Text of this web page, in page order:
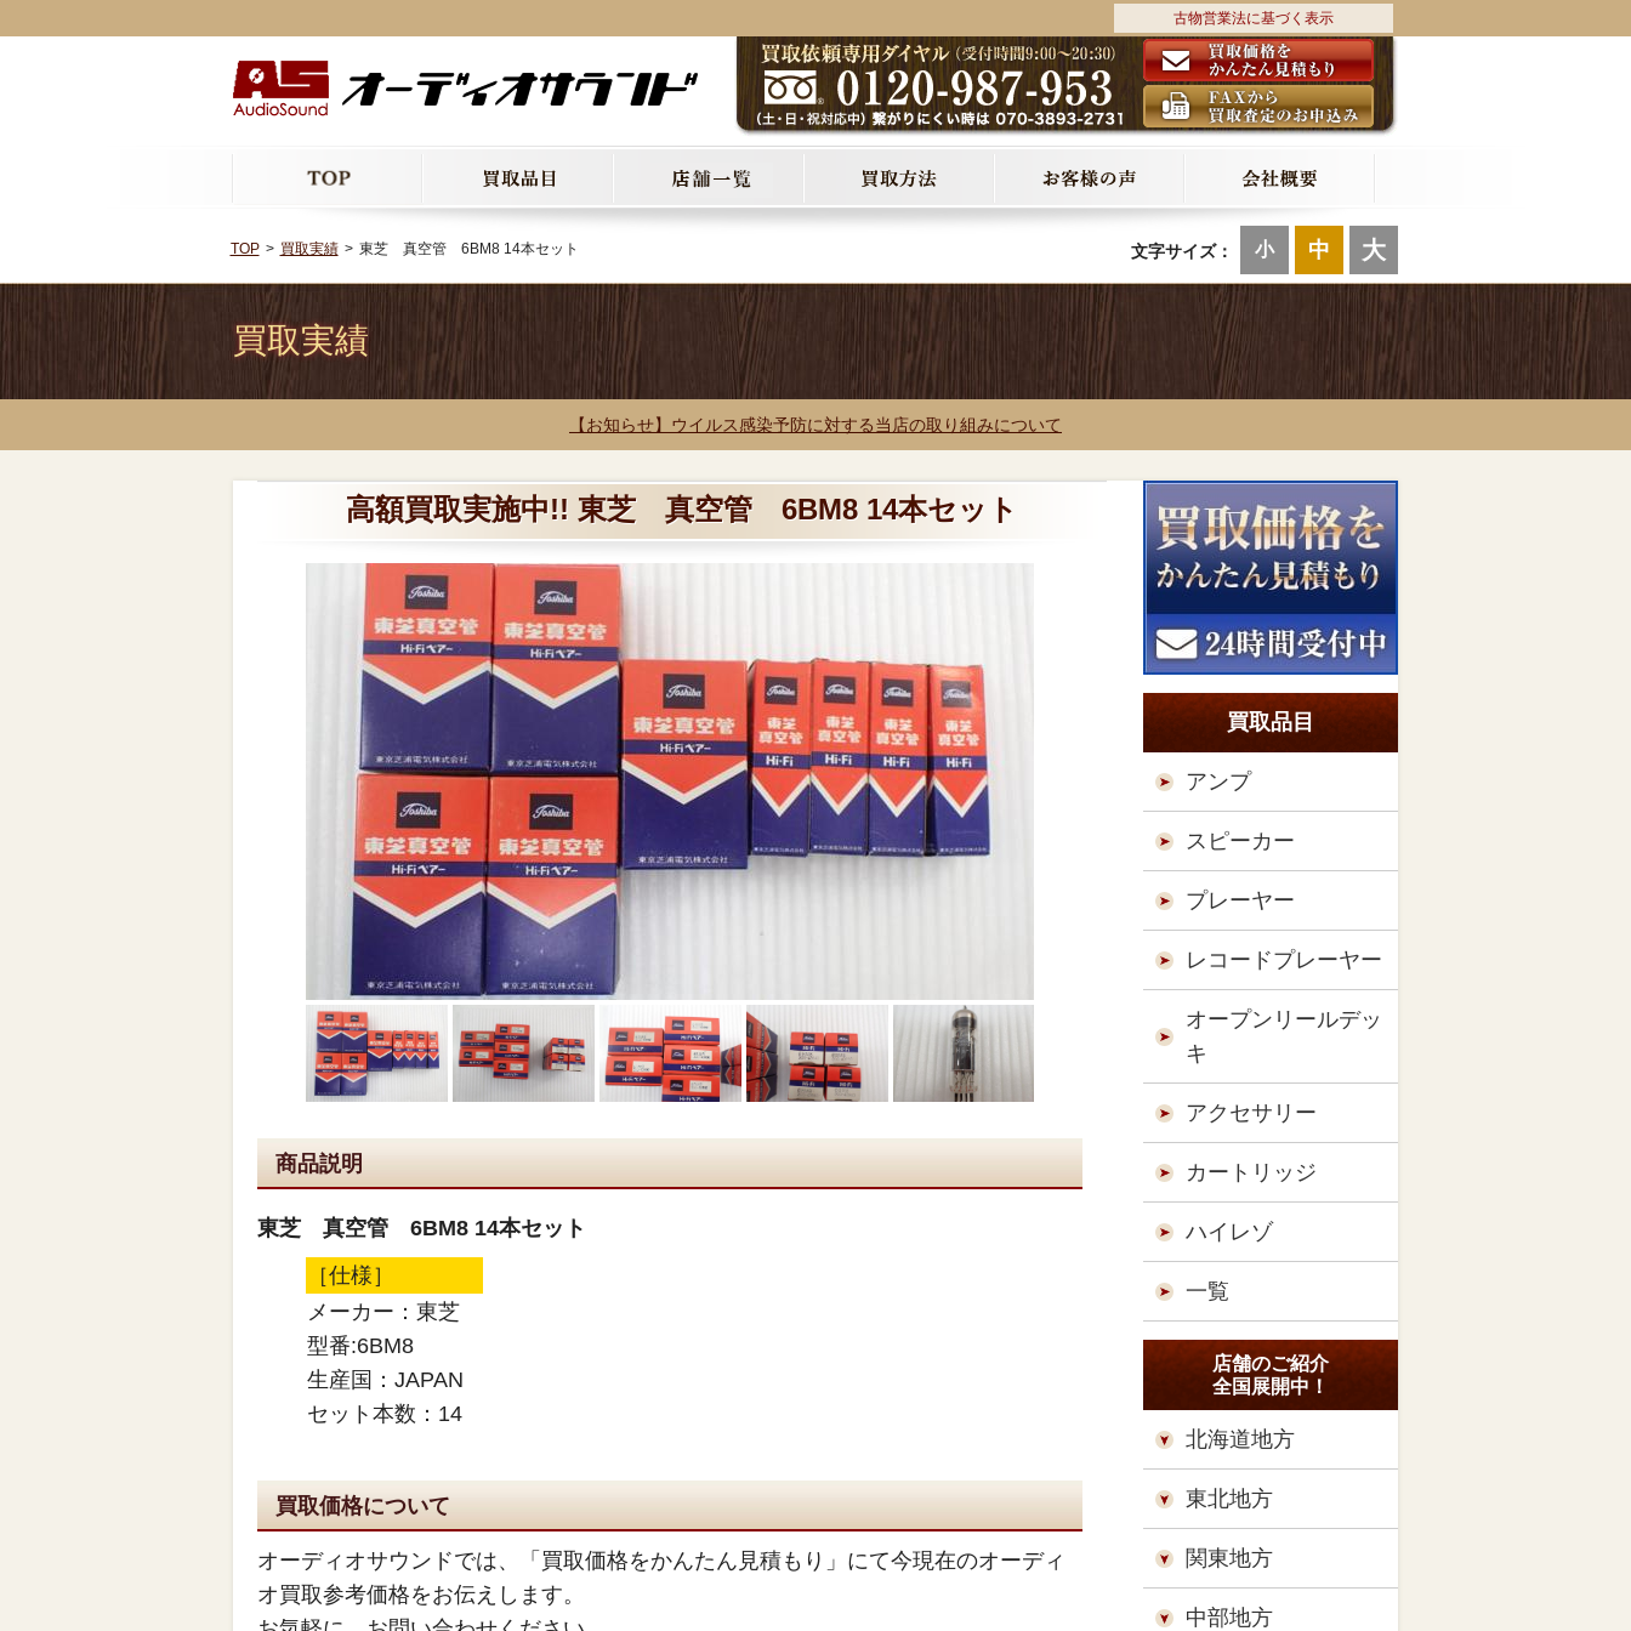
古物営業法に基づく表示
文字サイズ： 小 中 大
TOP 買取実績 東芝 真空管 6BM8 14本セット
買取実績
【お知らせ】ウイルス感染予防に対する当店の取り組みについて
高額買取実施中!! 東芝 真空管 6BM8 14本セット
商品説明
東芝 真空管 6BM8 14本セット
［仕様］
メーカー：東芝
型番:6BM8
生産国：JAPAN
セット本数：14
買取価格について
オーディオサウンドでは、「買取価格をかんたん見積もり」にて今現在のオーディ
オ買取参考価格をお伝えします。
買取品目
アンプ
スピーカー
プレーヤー
レコードプレーヤー
オープンリールデッ
キ
アクセサリー
カートリッジ
ハイレゾ
一覧
店舗のご紹介
全国展開中！
北海道地方
東北地方
関東地方
中部地方